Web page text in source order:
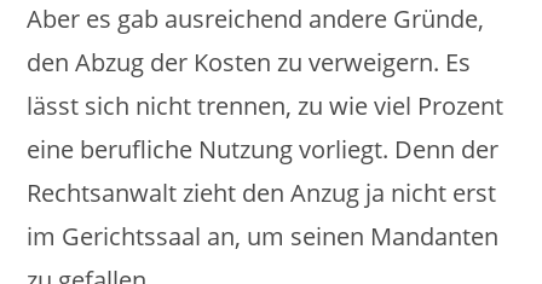
Aber es gab ausreichend andere Gründe,
den Abzug der Kosten zu verweigern. Es
lässt sich nicht trennen, zu wie viel Prozent
eine berufliche Nutzung vorliegt. Denn der
Rechtsanwalt zieht den Anzug ja nicht erst
im Gerichtssaal an, um seinen Mandanten